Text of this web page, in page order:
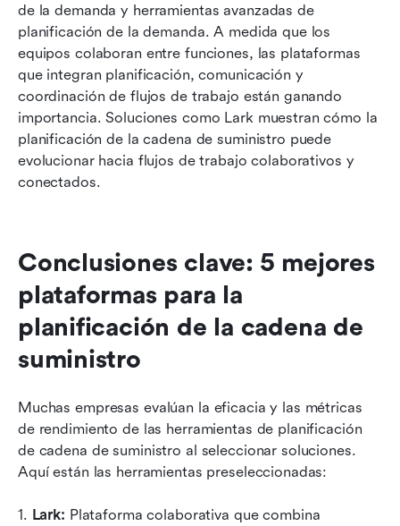
de la demanda y herramientas avanzadas de
planificación de la demanda. A medida que los
equipos colaboran entre funciones, las plataformas
que integran planificación, comunicación y
coordinación de flujos de trabajo están ganando
importancia. Soluciones como Lark muestran cómo la
planificación de la cadena de suministro puede
evolucionar hacia flujos de trabajo colaborativos y
conectados.
Conclusiones clave: 5 mejores
plataformas para la
planificación de la cadena de
suministro
Muchas empresas evalúan la eficacia y las métricas
de rendimiento de las herramientas de planificación
de cadena de suministro al seleccionar soluciones.
Aquí están las herramientas preseleccionadas:
1. Lark: Plataforma colaborativa que combina